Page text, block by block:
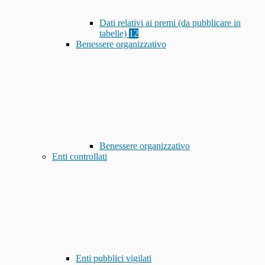
Dati relativi ai premi (da pubblicare in
tabelle) 12
Benessere organizzativo
Benessere organizzativo
Enti controllati
Enti pubblici vigilati